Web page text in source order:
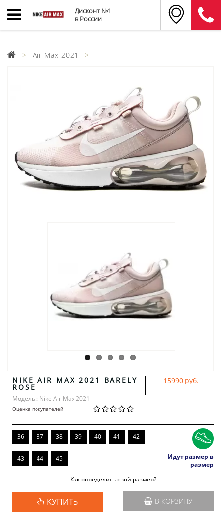
Дисконт №1
в России
Air Max 2021
NIKE AIR MAX 2021 BARELY
ROSE
Модель:: Nike Air Max 2021
Оценка покупателей
15990 руб.
36 37 38 39 40 41 42
43 44 45
Идут размер в
размер
Как определить свой размер?
КУПИТЬ В КОРЗИНУ